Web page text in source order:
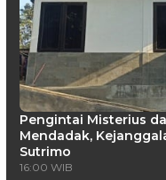
Pengintai Misterius
Mendadak,
Sutrimo
16:00 WIB